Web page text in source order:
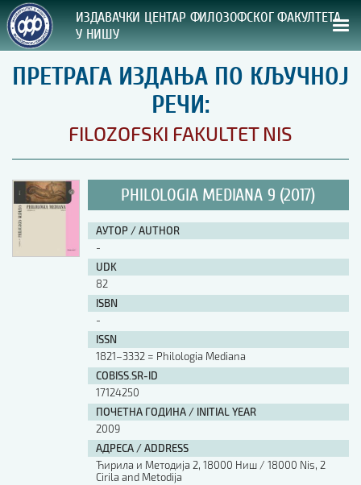
ИЗДАВАЧКИ ЦЕНТАР ФИЛОЗОФСКОГ ФАКУЛТЕТА
У НИШУ
СВА НАША ИЗДАЊА
ВРСТА ИЗДАЊА:
ПРЕГЛЕД
УПУТСТВА
Правилник о издавачкој делатности
Упутство ауторима
Упутство уредницима
Изјава о ауторству
Изјава о лектури
Изјава о коришћењу ауторског дела
Упутство за бирање лиценце
Уговор са аутором
Шаблон прве стране и импресума [B5, ћир]
Шаблон прве стране и импресума [B5, лат]
Шаблон прве стране и импресума [B5, енг]
ПРЕТРАГА ИЗДАЊА ПО КЉУЧНОЈ
РЕЧИ:
FILOZOFSKI FAKULTET NIS
PHILOLOGIA MEDIANA 9 (2017)
АУТОР / AUTHOR
-
UDK
82
ISBN
-
ISSN
1821–3332 = Philologia Mediana
COBISS.SR-ID
17124250
ПОЧЕТНА ГОДИНА / INITIAL YEAR
2009
АДРЕСА / ADDRESS
Ћирила и Методија 2, 18000 Ниш / 18000 Nis, 2
Cirila and Metodija